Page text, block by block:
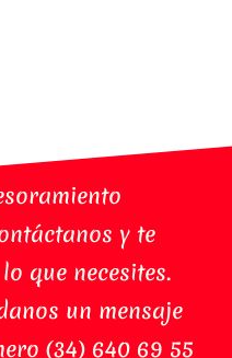
y te
que necesites.
un mensaje
(34) 640 69 55